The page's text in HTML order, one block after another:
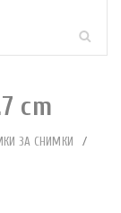
cm
ЗА СНИМКИ
/